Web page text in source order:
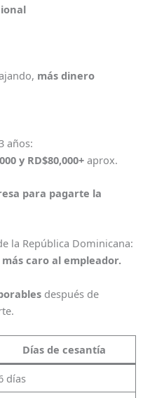
más dinero
años:
y RD$80,000+ aprox.
para pagarte la
la República Dominicana:
caro al empleador.
después de
Días de cesantía
días